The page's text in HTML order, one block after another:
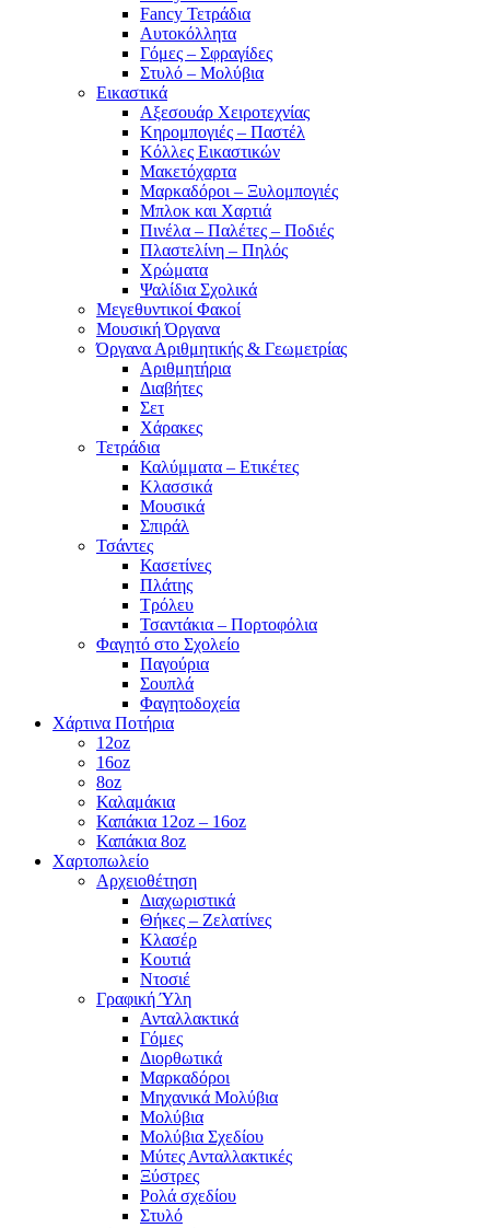
Fancy Τετράδια
Αυτοκόλλητα
Γόμες – Σφραγίδες
Στυλό – Μολύβια
Εικαστικά
Αξεσουάρ Χειροτεχνίας
Κηρομπογιές – Παστέλ
Κόλλες Εικαστικών
Μακετόχαρτα
Μαρκαδόροι – Ξυλομπογιές
Μπλοκ και Χαρτιά
Πινέλα – Παλέτες – Ποδιές
Πλαστελίνη – Πηλός
Χρώματα
Ψαλίδια Σχολικά
Μεγεθυντικοί Φακοί
Μουσική Όργανα
Όργανα Αριθμητικής & Γεωμετρίας
Αριθμητήρια
Διαβήτες
Σετ
Χάρακες
Τετράδια
Καλύμματα – Ετικέτες
Κλασσικά
Μουσικά
Σπιράλ
Τσάντες
Κασετίνες
Πλάτης
Τρόλευ
Τσαντάκια – Πορτοφόλια
Φαγητό στο Σχολείο
Παγούρια
Σουπλά
Φαγητοδοχεία
Χάρτινα Ποτήρια
12oz
16oz
8oz
Καλαμάκια
Καπάκια 12oz – 16oz
Καπάκια 8oz
Χαρτοπωλείο
Αρχειοθέτηση
Διαχωριστικά
Θήκες – Ζελατίνες
Κλασέρ
Κουτιά
Ντοσιέ
Γραφική Ύλη
Ανταλλακτικά
Γόμες
Διορθωτικά
Μαρκαδόροι
Μηχανικά Μολύβια
Μολύβια
Μολύβια Σχεδίου
Μύτες Ανταλλακτικές
Ξύστρες
Ρολά σχεδίου
Στυλό